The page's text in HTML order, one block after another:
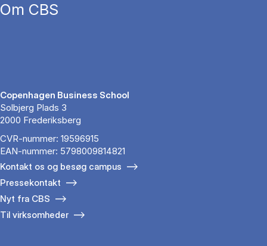
Om CBS
Copenhagen Business School
Solbjerg Plads 3
2000 Frederiksberg
CVR-nummer: 19596915
EAN-nummer: 5798009814821
Kontakt os og besøg campus
Pressekontakt
Nyt fra CBS
Til virksomheder